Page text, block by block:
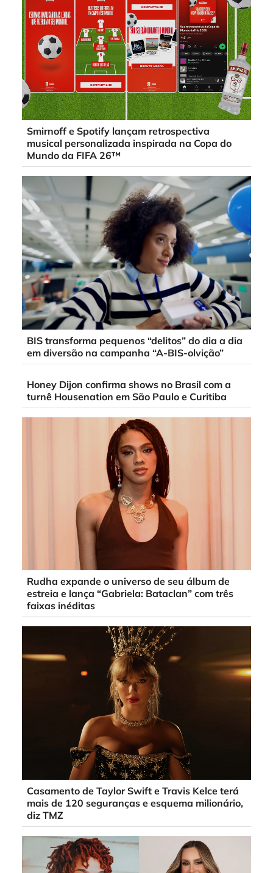
Smirnoff e Spotify lançam retrospectiva
musical personalizada inspirada na Copa do
Mundo da FIFA 26™
BIS transforma pequenos “delitos” do dia a dia
em diversão na campanha “A-BIS-olvição”
Honey Dijon confirma shows no Brasil com a
turnê Housenation em São Paulo e Curitiba
Rudha expande o universo de seu álbum de
estreia e lança “Gabriela: Bataclan” com três
faixas inéditas
Casamento de Taylor Swift e Travis Kelce terá
mais de 120 seguranças e esquema milionário,
diz TMZ